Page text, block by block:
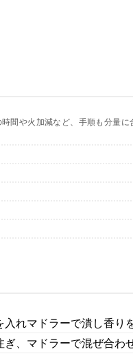
間や火加減など、手順も分量に
れマドラーで潰し香り
、マドラーで混ぜ合わ